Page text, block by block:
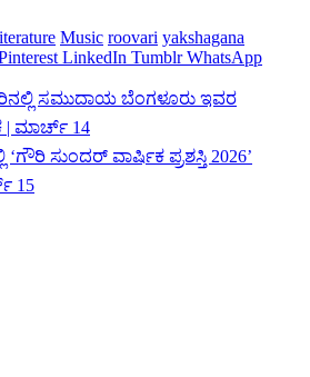
Music roovari yakshagana
LinkedIn Tumblr WhatsApp
ಸಮುದಾಯ ಬೆಂಗಳೂರು ಇವರ
| ಮಾರ್ಚ್ 14
ಸುಂದರ್ ವಾರ್ಷಿಕ ಪ್ರಶಸ್ತಿ 2026’
15